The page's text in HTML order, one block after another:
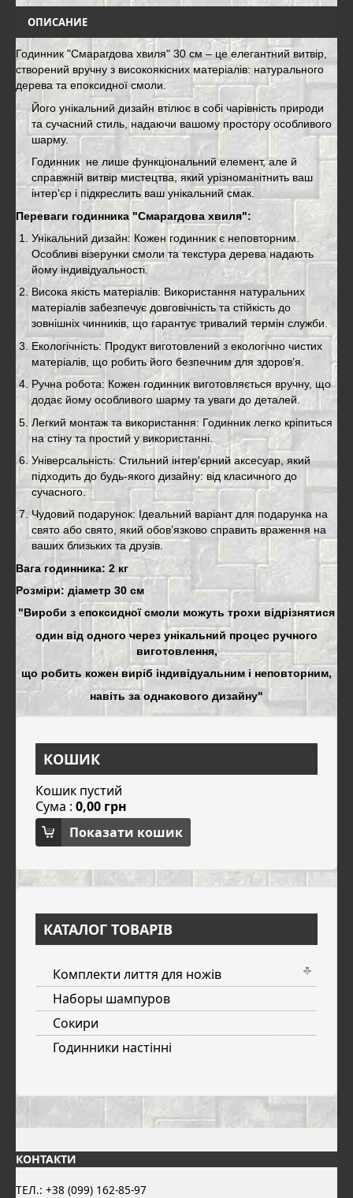
ОПИСАНИЕ
Годинник "Смарагдова хвиля" 30 см – це елегантний витвір,
створений вручну з високоякісних матеріалів: натурального
дерева та епоксидної смоли.
Його унікальний дизайн втілює в собі чарівність природи
та сучасний стиль, надаючи вашому простору особливого
шарму.
Годинник не лише функціональний елемент, але й
справжній витвір мистецтва, який урізноманітнить ваш
інтер'єр і підкреслить ваш унікальний смак.
Переваги годинника "Смарагдова хвиля":
Унікальний дизайн: Кожен годинник є неповторним.
Особливі візерунки смоли та текстура дерева надають
йому індивідуальності.
Висока якість матеріалів: Використання натуральних
матеріалів забезпечує довговічність та стійкість до
зовнішніх чинників, що гарантує тривалий термін служби.
Екологічність: Продукт виготовлений з екологічно чистих
матеріалів, що робить його безпечним для здоров’я.
Ручна робота: Кожен годинник виготовляється вручну, що
додає йому особливого шарму та уваги до деталей.
Легкий монтаж та використання: Годинник легко кріпиться
на стіну та простий у використанні.
Універсальність: Стильний інтер'єрний аксесуар, який
підходить до будь-якого дизайну: від класичного до
сучасного.
Чудовий подарунок: Ідеальний варіант для подарунка на
свято або свято, який обов’язково справить враження на
ваших близьких та друзів.
Вага годинника: 2 кг
Розміри: діаметр 30 см
"Вироби з епоксидної смоли можуть трохи відрізнятися
один від одного через унікальний процес ручного
виготовлення,
що робить кожен виріб індивідуальним і неповторним,
навіть за однакового дизайну"
КОШИК
Кошик пустий
Сума : 0,00 грн
Показати кошик
КАТАЛОГ ТОВАРІВ
Комплекти лиття для ножів
Наборы шампуров
Сокири
Годинники настінні
КОНТАКТИ
ТЕЛ.: +38 (099) 162-85-97